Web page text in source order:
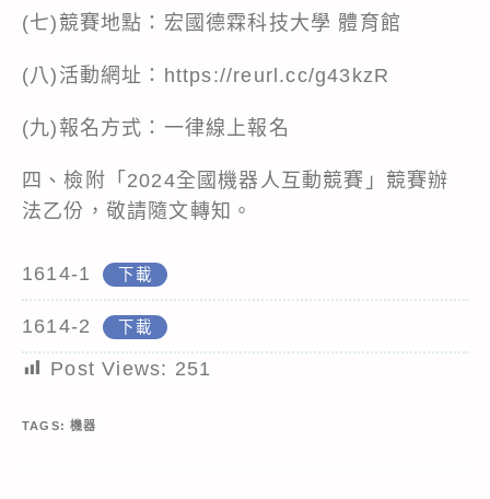
(七)競賽地點：宏國德霖科技大學 體育館
(八)活動網址：https://reurl.cc/g43kzR
(九)報名方式：一律線上報名
四、檢附「2024全國機器人互動競賽」競賽辦
法乙份，敬請隨文轉知。
1614-1 下載
1614-2 下載
Post Views: 251
TAGS:機器